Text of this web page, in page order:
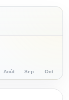
Août Sep Oct